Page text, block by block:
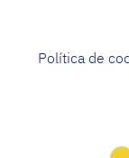
Política de